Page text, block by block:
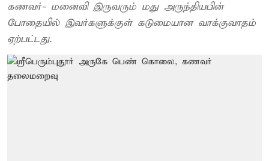
கணவர்- மனைவி இருவரும் மது அருந்தியபின்
போதையில் இவர்களுக்குள் கடுமையான வாக்குவாதம்
ஏற்பட்டது.